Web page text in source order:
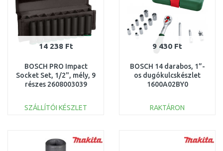
14 238 Ft
BOSCH PRO Impact
Socket Set, 1/2", mély, 9
részes 2608003039
SZÁLLÍTÓI KÉSZLET
Összehasonlítás
9 430 Ft
BOSCH 14 darabos, 1”-
os dugókulcskészlet
1600A02BY0
RAKTÁRON
Összehasonlítás